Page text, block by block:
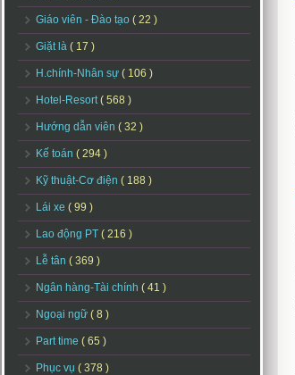
Giáo viên - Đào tạo ( 22 )
Giặt là ( 17 )
H.chính-Nhân sự ( 106 )
Hotel-Resort( 568 )
Hướng dẫn viên ( 32 )
Kế toán ( 294 )
Kỹ thuật-Cơ điện ( 188 )
Lái xe ( 99 )
Lao động PT ( 216 )
Lễ tân ( 369 )
Ngân hàng-Tài chính ( 41 )
Ngoại ngữ ( 8 )
Part time ( 65 )
Phục vụ ( 378 )